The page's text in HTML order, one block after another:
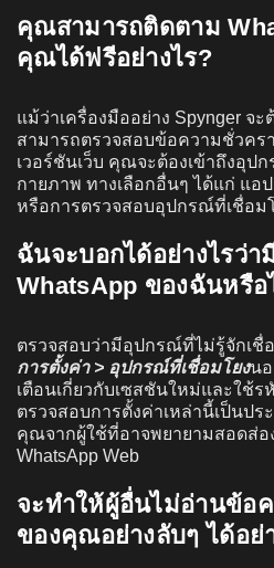
คุณสามารถติดตาม
คุณได้ฟรีอย่างไร?
แม้ว่าเครื่องมืออย่าง Spynger จะ
สามารถตรวจสอบข้อความชั่วคร
เวอร์ชันเว็บ คุณจะต้องเข้าถึงอุ
กายภาพ ทางเลือกอื่นๆ ได้แก่ แอ
หรือการตรวจสอบอุปกรณ์ที่เชื่อม
ฉันจะบอกได้อย่างไรว่
WhatsApp ของฉันหรือ
ตรวจสอบว่ามีอุปกรณ์ที่ไม่รู้จักเชื่
การตั้งค่า > อุปกรณ์ที่เชื่อมโยงน
เตือนเกี่ยวกับเซสชันใหม่และใช้
ตรวจสอบการตั้งค่าเหล่านี้เป็นป
คุณจากผู้ใช้ที่อาจพยายามสอดส่
WhatsApp Web
จะทำให้ผู้อื่นไม่อ่านข้อ
ของคุณอย่างลับๆ ได้อย่